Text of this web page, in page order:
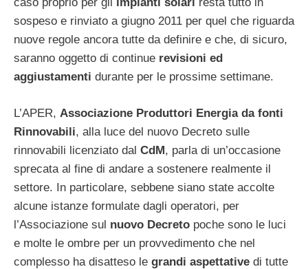
sospeso e rinviato a giugno 2011 per quel che riguarda
nuove regole ancora tutte da definire e che, di sicuro,
saranno oggetto di continue revisioni ed
aggiustamenti durante per le prossime settimane.
L’APER, Associazione Produttori Energia da fonti
Rinnovabili, alla luce del nuovo Decreto sulle
rinnovabili licenziato dal CdM, parla di un’occasione
sprecata al fine di andare a sostenere realmente il
settore. In particolare, sebbene siano state accolte
alcune istanze formulate dagli operatori, per
l’Associazione sul nuovo Decreto poche sono le luci
e molte le ombre per un provvedimento che nel
complesso ha disatteso le grandi aspettative di tutte